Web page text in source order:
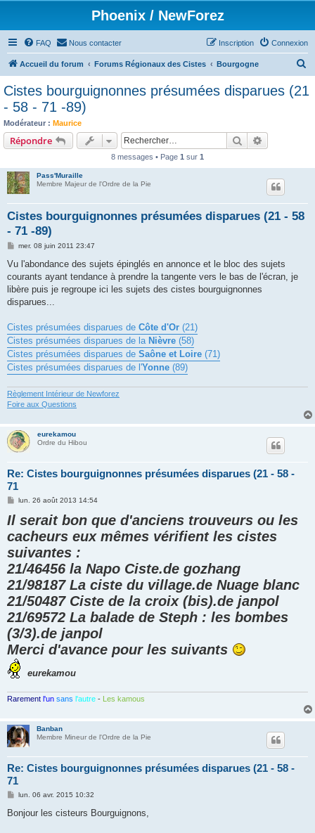
Phoenix / NewForez
FAQ Nous contacter Connexion
Inscription
Accueil du forum Forums Régionaux des Cistes Bourgogne
c
Cistes bourguignonnes présumées disparues (21
- 58 - 71 -89)
Modérateur : Maurice
Répondre Rechercher
8 messages • Page 1 sur 1
Pass'Muraille
Membre Majeur de l'Ordre de la Pie
Cistes bourguignonnes présumées disparues (21 - 58
- 71 -89)
M
s
a
g
mer. 08 juin 2011 23:47
Vu l'abondance des sujets épinglés en annonce et le bloc des sujets
courants ayant tendance à prendre la tangente vers le bas de l'écran, je
libère puis je regroupe ici les sujets des cistes bourguignonnes
disparues...
Cistes présumées disparues de Côte d'Or (21)
Cistes présumées disparues de la Nièvre (58)
Cistes présumées disparues de Saône et Loire (71)
Cistes présumées disparues de l'Yonne (89)
Règlement Intérieur de Newforez
Foire aux Questions
eurekamou
Ordre du Hibou
Re: Cistes bourguignonnes présumées disparues (21 - 58 -
71
M
s
a
g
e
lun. 26 août 2013 14:54
Il serait bon que d'anciens trouveurs ou les
cacheurs eux mêmes vérifient les cistes
suivantes :
21/46456 la Napo Ciste.de gozhang
21/98187 La ciste du village.de Nuage blanc
21/50487 Ciste de la croix (bis).de janpol
21/69572 La balade de Steph : les bombes
(3/3).de janpol
Merci d'avance pour les suivants
eurekamou
Rarement l'un sans l'autre - Les kamous
Banban
Membre Mineur de l'Ordre de la Pie
Re: Cistes bourguignonnes présumées disparues (21 - 58 -
71
M
s
lun. 06 avr. 2015 10:32
Bonjour les cisteurs Bourguignons,